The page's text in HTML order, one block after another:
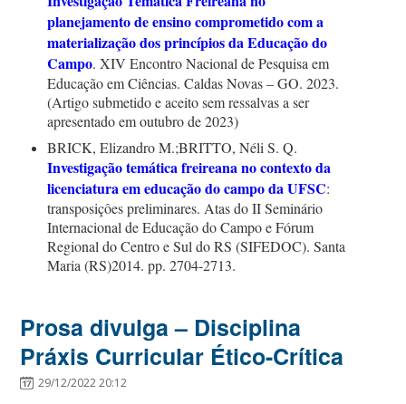
planejamento de ensino comprometido com a
materialização dos princípios da Educação do
Campo. XIV Encontro Nacional de Pesquisa em
Educação em Ciências.Caldas Novas – GO. 2023.
(Artigo submetido e aceito sem ressalvas a ser
apresentado em outubro de 2023)
BRICK, ElizandroM.;BRITTO, Néli S. Q.
Investigação temática freireana no contexto da
licenciatura em educação do campo da UFSC:
transposiçôes preliminares. Atas do II Seminário
Internacional de Educação do Campo e Fórum
Regional do Centro e Sul do RS (SIFEDOC). Santa
Maria (RS)2014. pp. 2704-2713.
Prosa divulga – Disciplina
Práxis Curricular Ético-Crítica
29/12/2022 20:12